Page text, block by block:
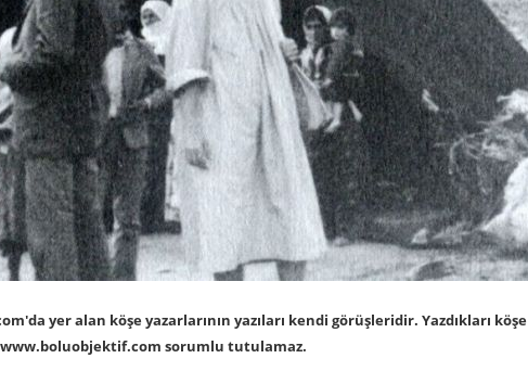
yer alan köşe yazarlarının yazıları kendi görüşleridir. Yazdıkları köşe
www.boluobjektif.com sorumlu tutulamaz.